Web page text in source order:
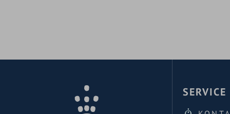
SERVICE